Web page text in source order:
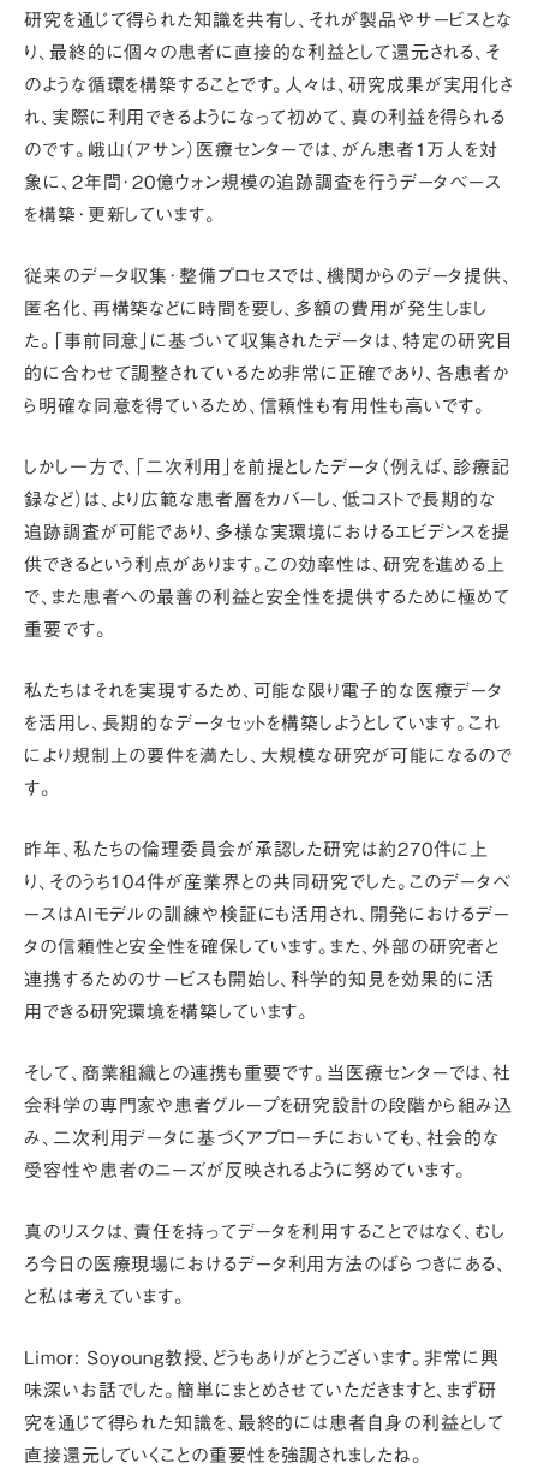
研究を通じて得られた知識を共有し、それが製品やサービスとな
り、最終的に個々の患者に直接的な利益として還元される、そ
のような循環を構築することです。人々は、研究成果が実用化さ
れ、実際に利用できるようになって初めて、真の利益を得られる
のです。峨山（アサン）医療センターでは、がん患者1万人を対
象に、2年間･20億ウォン規模の追跡調査を行うデータベース
を構築･更新しています。
従来のデータ収集･整備プロセスでは、機関からのデータ提供、
匿名化、再構築などに時間を要し、多額の費用が発生しまし
た。「事前同意」に基づいて収集されたデータは、特定の研究目
的に合わせて調整されているため非常に正確であり、各患者か
ら明確な同意を得ているため、信頼性も有用性も高いです。
しかし一方で、 「二次利用」を前提としたデータ（例えば、診療記
録など）は、より広範な患者層をカバーし、低コストで長期的な
追跡調査が可能であり、多様な実環境におけるエビデンスを提
供できるという利点があります。この効率性は、研究を進める上
で、また患者への最善の利益と安全性を提供するために極めて
重要です。
私たちはそれを実現するため、可能な限り電子的な医療データ
を活用し、長期的なデータセットを構築しようとしています。これ
により規制上の要件を満たし、大規模な研究が可能になるので
す。
昨年、私たちの倫理委員会が承認した研究は約270件に上
り、そのうち104件が産業界との共同研究でした。このデータベ
ースはAIモデルの訓練や検証にも活用され、開発におけるデー
タの信頼性と安全性を確保しています。また、外部の研究者と
連携するためのサービスも開始し、科学的知見を効果的に活
用できる研究環境を構築しています。
そして、商業組織との連携も重要です。当医療センターでは、社
会科学の専門家や患者グループを研究設計の段階から組み込
み、二次利用データに基づくアプローチにおいても、社会的な
受容性や患者のニーズが反映されるように努めています。
真のリスクは、責任を持ってデータを利用することではなく、むし
ろ今日の医療現場におけるデータ利用方法のばらつきにある、
と私は考えています。
Limor: Soyoung教授、どうもありがとうございます。非常に興
味深いお話でした。簡単にまとめさせていただきますと、まず研
究を通じて得られた知識を、最終的には患者自身の利益として
直接還元していくことの重要性を強調されましたね。